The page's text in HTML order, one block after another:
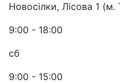
Новосілки, Лісова 1 (м.
9:00 - 18:00
сб
9:00 - 15:00